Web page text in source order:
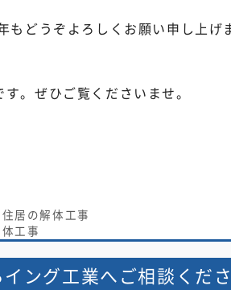
どうぞよろしくお願い申し上げ
。ぜひご覧くださいませ。
居の解体工事
工事
ング工業へご相談くだ